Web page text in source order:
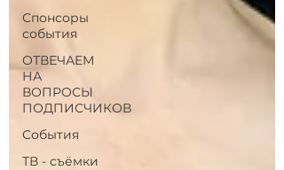
Спонсоры
события
ОТВЕЧАЕМ
НА
ВОПРОСЫ
ПОДПИСЧИКОВ
События
ТВ - съёмки